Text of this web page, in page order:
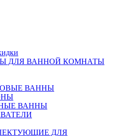
ДЛЯ ВАННОЙ КОМНАТЫ
ВАННЫ
ВАННЫ
ДЛЯ